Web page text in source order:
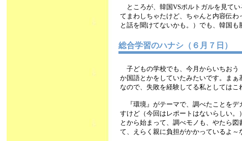
ところが、韓国VSポルトガルを見て
てまわしちゃたけど、ちゃんと内容伝
と話を聞けてないかも。）でも、韓国も
総合学習のハナシ（６月７日）
子どもの学校でも、今月からいちおう
か国語とかをしていたみたいです。ま
なので、失敗を経験してる私としてはこ
『環境』がテーマで、調べたことをデ
すけど（今回はレポートはないらしい
とから始まって、調べモノも、やたら
て、えらく親に負担がかかっているよ